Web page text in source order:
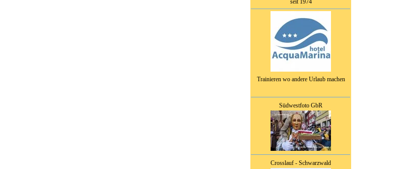
seit 1974
Trainieren wo andere Urlaub machen
Südwestfoto GbR
Crosslauf - Schwarzwald